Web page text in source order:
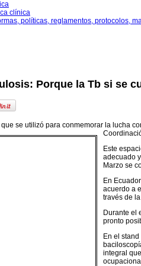
clínica
políticas, reglamentos, protocolos,
Porque la Tb si se
se utilizó para conmemorar la lucha
Este
adecuado
Marzo se
En
acuerdo a
través de
Durante el
pronto
En el
integral